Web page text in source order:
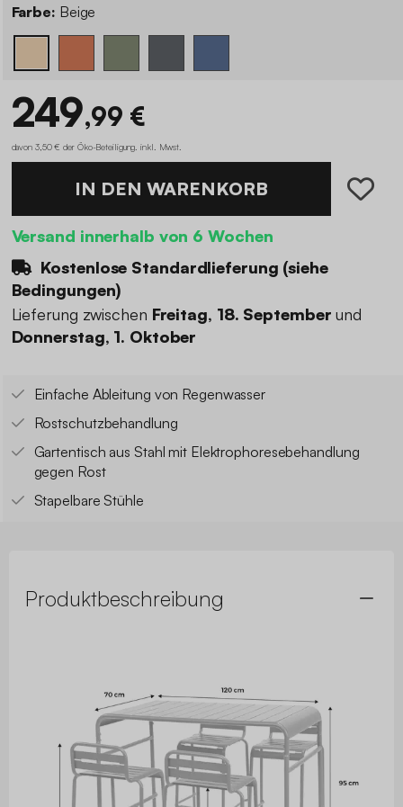
Farbe: Beige
249,99 €
davon 3,50 € der Öko-Beteiligung inkl. Mwst.
IN DEN WARENKORB
Versand innerhalb von 6 Wochen
Kostenlose Standardlieferung (siehe
Bedingungen)
Lieferung zwischen Freitag, 18. September und
Donnerstag, 1. Oktober
Einfache Ableitung von Regenwasser
Rostschutzbehandlung
Gartentisch aus Stahl mit Elektrophoresebehandlung
gegen Rost
Stapelbare Stühle
Produktbeschreibung